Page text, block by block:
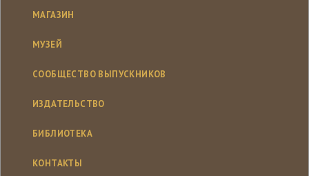
МАГАЗИН
МУЗЕЙ
СООБЩЕСТВО ВЫПУСКНИКОВ
ИЗДАТЕЛЬСТВО
БИБЛИОТЕКА
КОНТАКТЫ